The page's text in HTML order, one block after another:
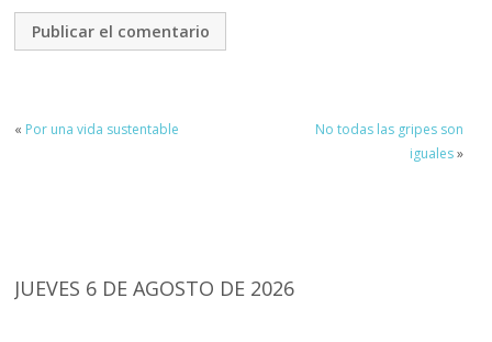
« Por una vida sustentable
No todas las gripes son
iguales»
JUEVES 6 DE AGOSTO DE 2026